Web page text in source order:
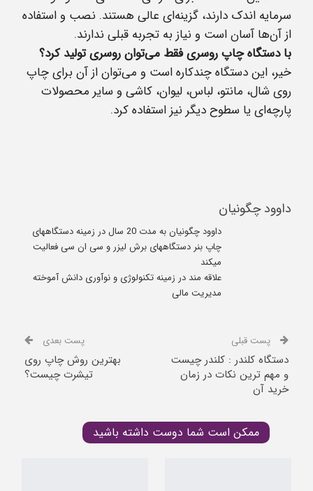
سرمایه اندک دارند، گزینه‌ای عالی هستند. نصب و استفاده
از آن‌ها آسان است و نیاز به تجربه قبلی ندارند.
با دستگاه چاپ روسری فقط می‌توان روسری تولید کرد؟
خیر، این دستگاه‌ چندکاره است و می‌توان از آن برای چاپ
روی شال، مانتو، لباس، لیوان، کاشی و سایر محصولات
پارچه‌ای یا سطوح دیگر نیز استفاده کرد.
داوود چگونیان
داوود چگونیان به مدت 20 سال در زمینه دستگاههای
چاپ بنر دستگاههای برش لیزر و سی ان سی فعالیت
میکند
علاقه مند در زمینه تکنولوژی و نوآوری دانش آموخته
مدیریت مالی
پست قبلی
دستگاه کلندر : کلندر چیست
و مهم ترین نکات در زمان
خرید آن
پست بعدی
بهترین روش چاپ روی
تیشرت چیست؟
ممکن است شما دوست داشته باشید